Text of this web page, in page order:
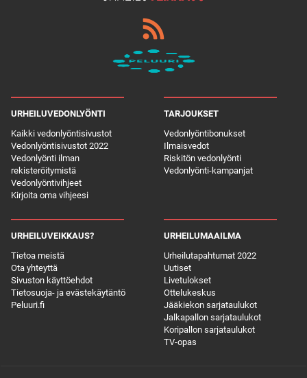
URHEILUVEDONLYÖNTI
Kaikki vedonlyöntisivustot
Vedonlyöntisivustot 2022
Vedonlyönti ilman
rekisteröitymistä
Vedonlyöntivihjeet
Kirjoita oma vihjeesi
TARJOUKSET
Vedonlyöntibonukset
Ilmaisvedot
Riskitön vedonlyönti
Vedonlyönti-kampanjat
URHEILUVEIKKAUS?
Tietoa meistä
Ota yhteyttä
Sivuston käyttöehdot
Tietosuoja- ja evästekäytäntö
Peluuri.fi
URHEILUMAAILMA
Urheilutapahtumat 2022
Uutiset
Livetulokset
Ottelukeskus
Jääkiekon sarjataulukot
Jalkapallon sarjataulukot
Koripallon sarjataulukot
TV-opas